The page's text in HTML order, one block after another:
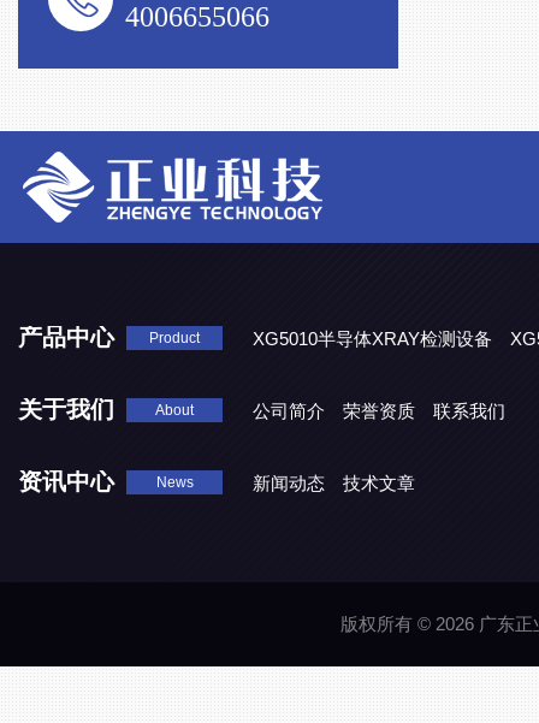
4006655066
产品中心 Product XG5010半导体XRAY检测设备
关于我们 About 公司简介 荣誉资质 联系我们
资讯中心 News 新闻动态 技术文章
版权所有 © 2026 广东